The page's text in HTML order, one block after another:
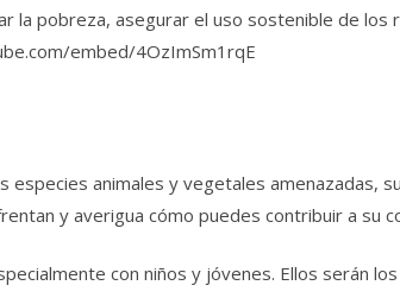
la pobreza, asegurar el uso sostenible de los
embed/4OzImSm1rqE
especies animales y vegetales amenazadas,
y averigua cómo puedes contribuir a su
con niños y jóvenes. Ellos serán